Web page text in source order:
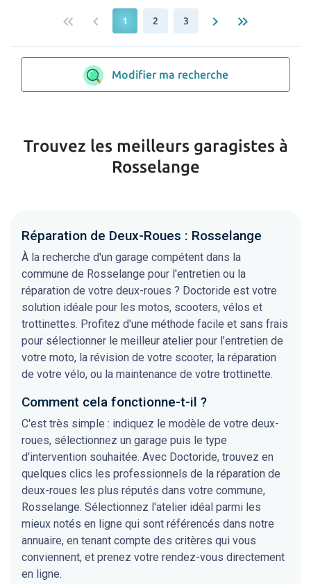
keyboard_double_arrow_left keyboard_arrow_left 1 2 3 keyboard_arrow_right keyboard_double_arrow_right
Modifier ma recherche
Trouvez les meilleurs garagistes à
Rosselange
Réparation de Deux-Roues : Rosselange
À la recherche d'un garage compétent dans la
commune de Rosselange pour l'entretien ou la
réparation de votre deux-roues ? Doctoride est votre
solution idéale pour les motos, scooters, vélos et
trottinettes. Profitez d'une méthode facile et sans frais
pour sélectionner le meilleur atelier pour l’entretien de
votre moto, la révision de votre scooter, la réparation
de votre vélo, ou la maintenance de votre trottinette.
Comment cela fonctionne-t-il ?
C'est très simple : indiquez le modèle de votre deux-
roues, sélectionnez un garage puis le type
d'intervention souhaitée. Avec Doctoride, trouvez en
quelques clics les professionnels de la réparation de
deux-roues les plus réputés dans votre commune,
Rosselange. Sélectionnez l'atelier idéal parmi les
mieux notés en ligne qui sont référencés dans notre
annuaire, en tenant compte des critères qui vous
conviennent, et prenez votre rendez-vous directement
en ligne.